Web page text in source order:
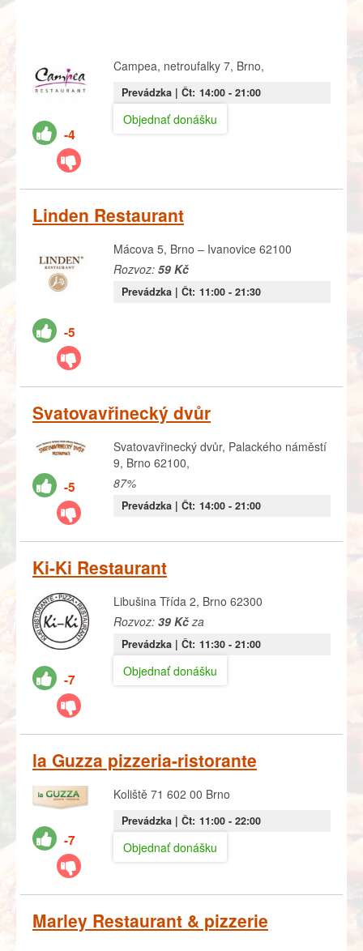
-4
Campea, netroufalky 7, Brno,
Prevádzka | Čt: 14:00- 21:00
Objednať donášku
Linden Restaurant
-5
Mácova 5, Brno – Ivanovice 62100
Rozvoz: 59 Kč
Prevádzka | Čt: 11:00- 21:30
Svatovavřinecký dvůr
-5
Svatovavřinecký dvůr, Palackého náměstí
9, Brno 62100,
87%
Prevádzka | Čt: 14:00- 21:00
Ki-Ki Restaurant
-7
Libušina Třída 2, Brno 62300
Rozvoz: 39 Kčza
Prevádzka | Čt: 11:30- 21:00
Objednať donášku
la Guzza pizzeria-ristorante
-7
Koliště 71 602 00 Brno
Prevádzka | Čt: 11:00- 22:00
Objednať donášku
Marley Restaurant & pizzerie